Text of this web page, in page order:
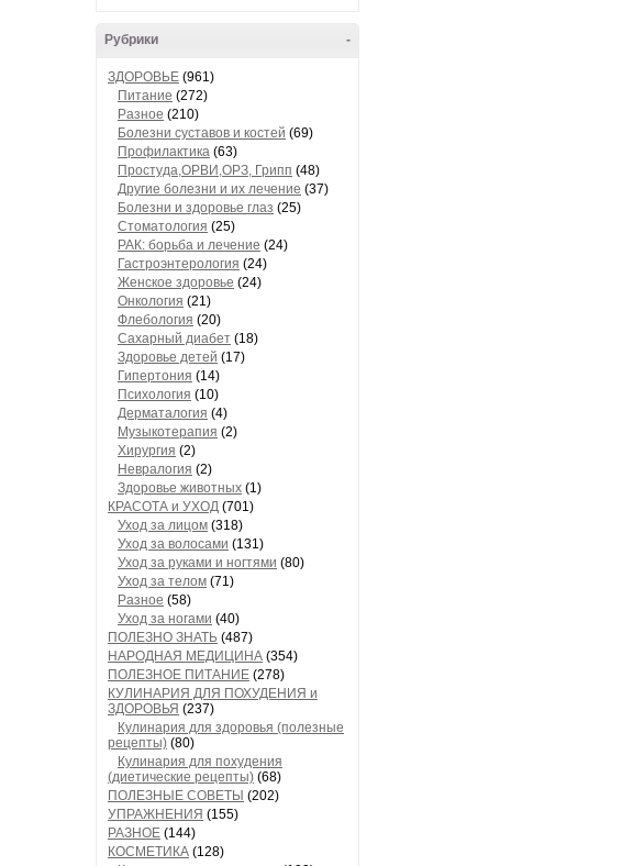
-
Рубрики
ЗДОРОВЬЕ (961)
Питание (272)
Разное (210)
Болезни суставов и костей (69)
Профилактика (63)
Простуда,ОРВИ,ОРЗ, Грипп (48)
Другие болезни и их лечение (37)
Болезни и здоровье глаз (25)
Стоматология (25)
РАК: борьба и лечение (24)
Гастроэнтерология (24)
Женское здоровье (24)
Онкология (21)
Флебология (20)
Сахарный диабет (18)
Здоровье детей (17)
Гипертония (14)
Психология (10)
Дерматалогия (4)
Музыкотерапия (2)
Хирургия (2)
Невралогия (2)
Здоровье животных (1)
КРАСОТА и УХОД (701)
Уход за лицом (318)
Уход за волосами (131)
Уход за руками и ногтями (80)
Уход за телом (71)
Разное (58)
Уход за ногами (40)
ПОЛЕЗНО ЗНАТЬ (487)
НАРОДНАЯ МЕДИЦИНА (354)
ПОЛЕЗНОЕ ПИТАНИЕ (278)
КУЛИНАРИЯ ДЛЯ ПОХУДЕНИЯ и
ЗДОРОВЬЯ (237)
Кулинария для здоровья (полезные
рецепты) (80)
Кулинария для похудения
(диетические рецепты) (68)
ПОЛЕЗНЫЕ СОВЕТЫ (202)
УПРАЖНЕНИЯ (155)
РАЗНОЕ (144)
КОСМЕТИКА (128)